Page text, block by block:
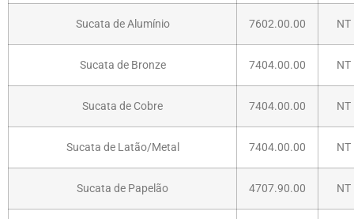
Sucata de Alumínio 7602.00.00 NT
Sucata de Bronze 7404.00.00 NT
Sucata de Cobre 7404.00.00 NT
Sucata de Latão/Metal 7404.00.00 NT
Sucata de Papelão 4707.90.00 NT